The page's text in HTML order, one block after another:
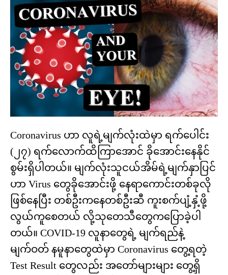
Coronavirus ဟာ လူရဲ့မျက်လုံးထဲမှာ ရက်ပေါင်း
(၂၇) ရက်‌‌လောက်ထိကြာ‌အောင် ခိုအောင်းနေနိုင်
စွမ်းရှိပါတယ်။ မျက်လုံးသူငယ်အိမ်ရဲ့မျက်နှာပြင်
ဟာ Virus တွေခိုအောင်းဖို့ နေရာ‌ကောင်းတစ်ခုလို
ဖြစ်နေပြီး တစ်ဦးကနေတစ်ဦးဆီ ကူးစက်ပျံ့နှံ့ဖို့
လွယ်ကူစေတယ် လို့သုတေသီတွေက‌ပြောခဲ့ပါ
တယ်။ COVID-19 လူနာ‌တွေရဲ့ မျက်ရည်နဲ့
မျက်ဝတ် နမူနာ‌‌တွေထဲမှာ Coronavirus တွေ့ရတဲ့
Test Result တွေလည်း အတော်များများ တွေ့ရှိ